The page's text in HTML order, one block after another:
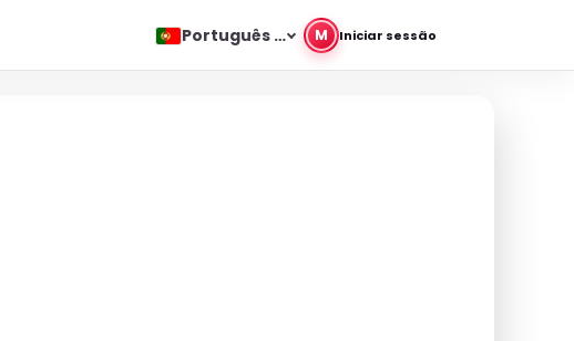
Português Europeu
M Iniciar sessão